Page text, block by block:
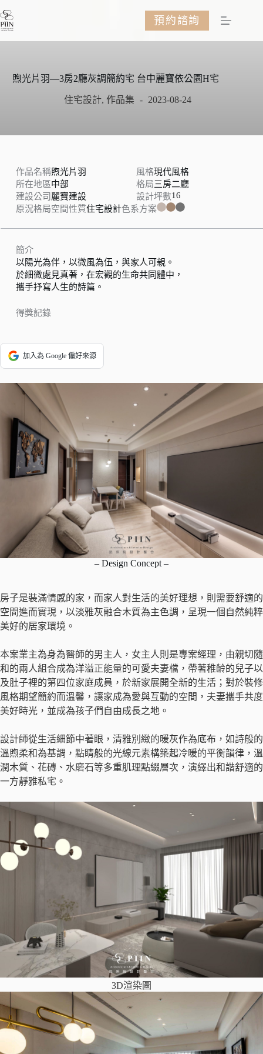
至
預約諮詢
煦光片羽—3房2廳灰調簡約宅 台中麗寶依公園H宅
住宅設計, 作品集 2023-08-24
作品名稱煦光片羽
所在地區中部
建設公司 麗寶建設
風格現代風格
格局三房二廳
設計坪數16
原況格局空間性質住宅設計色系方案
簡介
以陽光為伴，以微風為伍，與家人可親。
於細微處見真著，在宏觀的生命共同體中，
攜手抒寫人生的詩篇。
得獎記錄
加入為 Google 偏好來源
– Design Concept –
房子是裝滿情感的家，而家人對生活的美好理想，則需要舒適的
空間進而實現，以淡雅灰融合木質為主色調，呈現一個自然純粹
美好的居家環境。
本案業主為身為醫師的男主人，女主人則是專案經理，由親切隨
和的兩人組合成為洋溢正能量的可愛夫妻檔，帶著稚齡的兒子以
及肚子裡的第四位家庭成員，於新家展開全新的生活；對於裝修
風格期望簡約而溫馨，讓家成為愛與互動的空間，夫妻攜手共度
美好時光，並成為孩子們自由成長之地。
設計師從生活細節中著眼，清雅別緻的暖灰作為底布，如詩般的
溫煦柔和為基調，點睛般的光線元素構築起冷暖的平衡韻律，溫
潤木質、花磚、水磨石等多重肌理點綴層次，演繹出和諧舒適的
一方靜雅私宅。
3D渲染圖